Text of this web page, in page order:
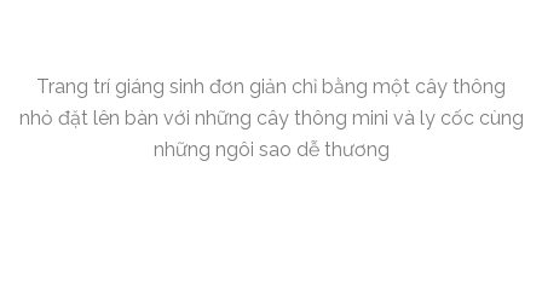
Trang trí giáng sinh đơn giản chỉ bằng một cây thông
nhỏ đặt lên bàn với những cây thông mini và ly cốc cùng
những ngôi sao dễ thương